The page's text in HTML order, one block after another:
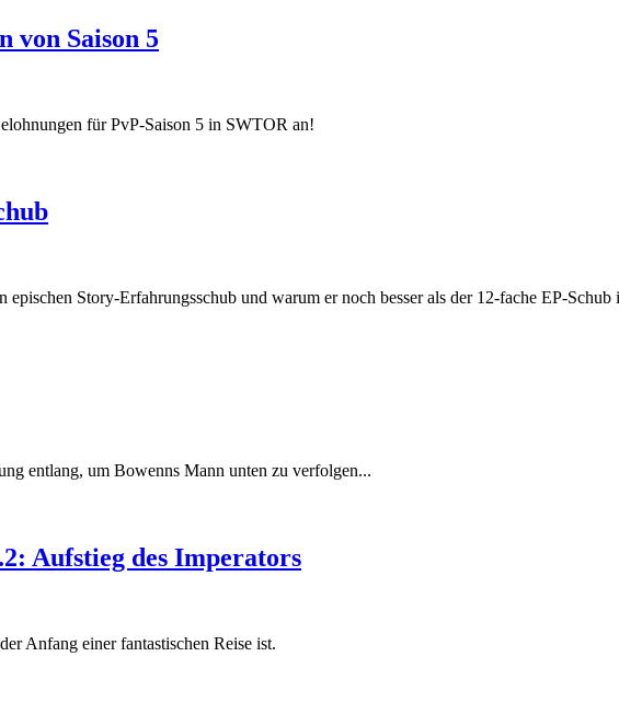
von Saison 5
für PvP-Saison 5 in SWTOR an!
epischen Story-Erfahrungsschub und warum er noch besser als der 12-fache EP-
entlang, um Bowenns Mann unten zu verfolgen...
Aufstieg des Imperators
Anfang einer fantastischen Reise ist.